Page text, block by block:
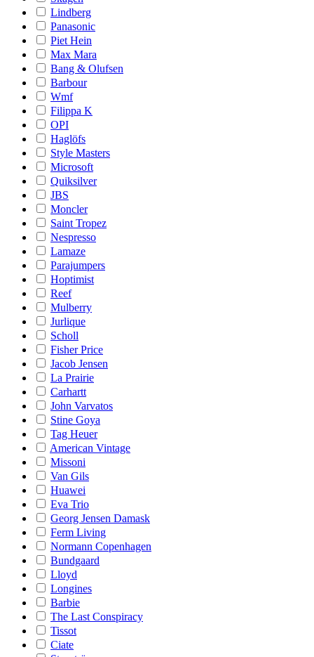
Lindberg
Panasonic
Piet Hein
Max Mara
Bang & Olufsen
Barbour
Wmf
Filippa K
OPI
Haglöfs
Style Masters
Microsoft
Quiksilver
JBS
Moncler
Saint Tropez
Nespresso
Lamaze
Parajumpers
Hoptimist
Reef
Mulberry
Jurlique
Scholl
Fisher Price
Jacob Jensen
La Prairie
Carhartt
John Varvatos
Stine Goya
Tag Heuer
American Vintage
Missoni
Van Gils
Huawei
Eva Trio
Georg Jensen Damask
Ferm Living
Normann Copenhagen
Bundgaard
Lloyd
Longines
Barbie
The Last Conspiracy
Tissot
Ciate